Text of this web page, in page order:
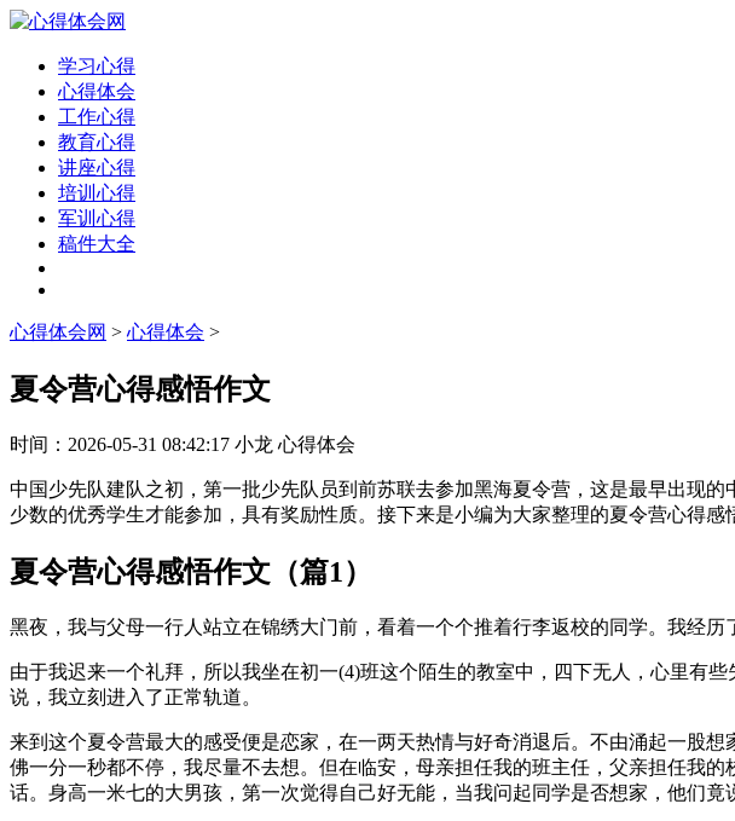
学习心得
心得体会
工作心得
教育心得
讲座心得
培训心得
军训心得
稿件大全
心得体会网 > 心得体会 >
夏令营心得感悟作文
时间： 2026-05-31 08:42:17 小龙 心得体会
中国少先队建队之初，第一批少先队员到前苏联去参加黑海夏令营，这是最早出现
少数的优秀学生才能参加，具有奖励性质。接下来是小编为大家整理的夏令营心得感
夏令营心得感悟作文（篇1）
黑夜，我与父母一行人站立在锦绣大门前，看着一个个推着行李返校的同学。我经历
由于我迟来一个礼拜，所以我坐在初一(4)班这个陌生的教室中，四下无人，心里有
说，我立刻进入了正常轨道。
来到这个夏令营最大的感受便是恋家，在一两天热情与好奇消退后。不由涌起一股
佛一分一秒都不停，我尽量不去想。但在临安，母亲担任我的班主任，父亲担任我
话。身高一米七的大男孩，第一次觉得自己好无能，当我问起同学是否想家，他们